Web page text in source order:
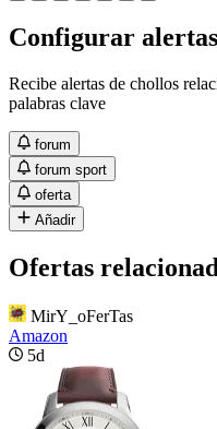
Configurar
Recibe alertas de chollos
palabras clave
forum
forum sport
oferta
Añadir
Ofertas
MirY_oFerTas
Amazon
5d